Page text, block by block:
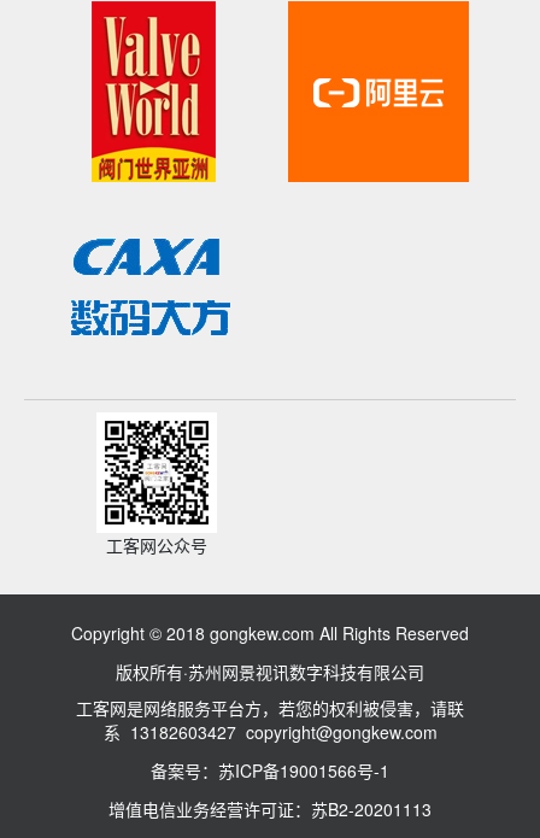
工客网公众号
Copyright © 2018 gongkew.com All Rights Reserved
版权所有·苏州网景视讯数字科技有限公司
工客网是网络服务平台方，若您的权利被侵害，请联
系 13182603427 copyright@gongkew.com
备案号：苏ICP备19001566号-1
增值电信业务经营许可证：苏B2-20201113